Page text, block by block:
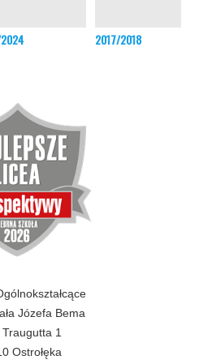
2017/2018
Józefa Bema
1
Ostrołęka